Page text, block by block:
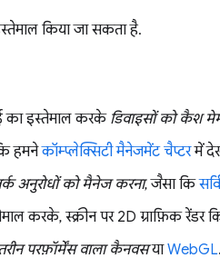
किया जा सकता है.
का इस्तेमाल करके डिवाइसों को कैश
हमनेकॉम्प्लेक्सिटी मैनेजमेंट चैप्टरमें
अनुरोधों को मैनेज करना, जैसा कि
करके, स्क्रीन पर 2D ग्राफ़िक रेंडर
परफ़ॉर्मेंस वाला कैनवसयाWebGL.